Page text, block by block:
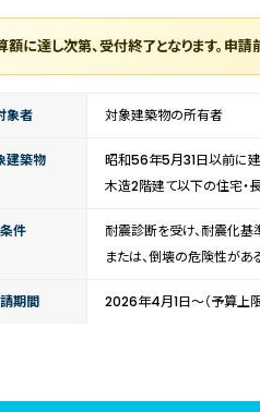
に達し次第、受付終了となります。申請
象者 対象建築物の所有者
建築物
昭和56年5月31日以前に
木造2階建て以下の住宅・
条件
耐震診断を受け、耐震化基
または、倒壊の危険性があ
期間 2026年4月1日〜（予算上